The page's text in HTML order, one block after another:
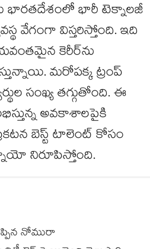
భారతదేశంలో భారీ టెక్నాలజీ
వేగంగా విస్తరిస్తోంది. ఇది
కెరీర్‌ను
మరోపక్క ట్రంప్
సంఖ్య తగ్గుతోంది. ఈ
అవకాశాలపైకి
బెస్ట్ టాలెంట్ కోసం
నిరూపిస్తోంది.
నోమురా